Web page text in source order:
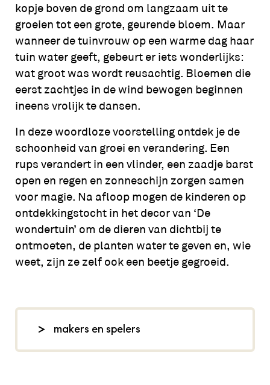
kopje boven de grond om langzaam uit te
groeien tot een grote, geurende bloem. Maar
wanneer de tuinvrouw op een warme dag haar
tuin water geeft, gebeurt er iets wonderlijks:
wat groot was wordt reusachtig. Bloemen die
eerst zachtjes in de wind bewogen beginnen
ineens vrolijk te dansen.
In deze woordloze voorstelling ontdek je de
schoonheid van groei en verandering. Een
rups verandert in een vlinder, een zaadje barst
open en regen en zonneschijn zorgen samen
voor magie. Na afloop mogen de kinderen op
ontdekkingstocht in het decor van ‘De
wondertuin’ om de dieren van dichtbij te
ontmoeten, de planten water te geven en, wie
weet, zijn ze zelf ook een beetje gegroeid.
makers en spelers